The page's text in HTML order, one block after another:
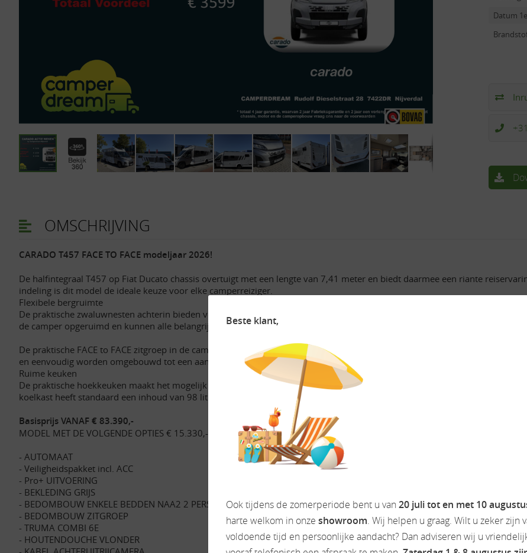
Datum
OMSCHRIJVING
CARADO T457 FACE TO FACE modeljaar 2026!
De halfintegraal T457 op Fiat Ducato chassis overtuigt met een lengte van 7,41 meter en biedt daarmee een riante
indeling is dit model de ideale keuze voor elke camperreiziger.
Flexibele bergruimte
De praktische zwaluwnesten achterin bieden voldoende ruimte en opbergmogelijkheden voor alles wat je tijdens een reis
de camper opgeruimd en kunnen alle belangrijke reisbenodigdheden gemakkelijk worden opgeborgen voor een zorgeloze
De praktische FACE to FACE zitgroep in de camper biedt een veelzijdige ruimte om te ontspannen en gezellig samen te zijn
en eenvoudig worden omgebouwd tot een aangename slaapplaats, voor extra comfort voor de reizigers.
Ruime keuken
De praktische hoekkeuken maakt het mogelijk om heerlijke maaltijden te bereiden tijdens je avonturen onderweg zonder
koelkast heeft standaard een inhoud van 98 liter en biedt genoeg ruimte om etenswaren vers en drankjes aangenaam koel te
Basisprijs VANAF € 83.390,-
MODEL MET DE VOLGENDE OPTIES € 15.330,- ZIE BIJLAGE WEBSITE WWW.CAMPERDREAM.NL
- AUTOMAAT
- Veiligheidspakket incl. ACC
- Pro+ UITVOERING
- BEKLEDING GRIJS
- BEDOMBOUW ENKELE BEDDEN NAA2 2 PERSOONSBED
- BEDOMBOUW ZITGROEP
- TRUMA COMBI 6E
- HOUTENDOUCHE VLONDER
Beste klant,
Ook tijdens de zomerperiode bent u van 20 juli tot en met 10
harte welkom in onze showroom. Wij helpen u graag. Wilt u zeker zijn
voldoende tijd en persoonlijke aandacht? Dan adviseren wij u